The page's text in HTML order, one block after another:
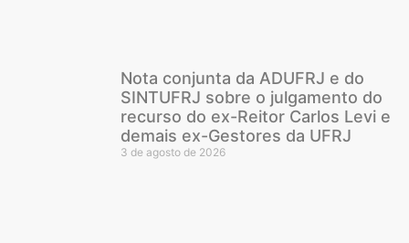
Nota conjunta da ADUFRJ e do
SINTUFRJ sobre o julgamento do
recurso do ex-Reitor Carlos Levi e
demais ex-Gestores da UFRJ
3 de agosto de 2026